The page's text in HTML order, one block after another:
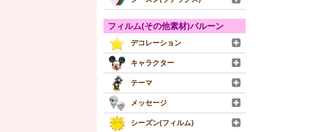
フィルム(その他素材)バルーン
デコレーション
キャラクター
テーマ
メッセージ
シーズン(フィルム)